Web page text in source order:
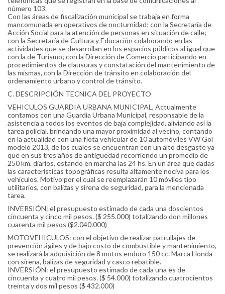
número 103.
Con las áreas de fiscalización municipal se trabaja en forma
mancomunada en operativos de nocturnidad; con la Secretaría de
Acción Social para la atención de personas en situación de calle;
con la Secretaría de Cultura y Educación colaborando en las
actividades que se desarrollan en los espacios públicos al igual que
con la de Turismo; con la Dirección de Comercio participando en
procedimientos de clausuras y constatación del mantenimiento de
las mismas, con la Dirección de tránsito en colaboración del
ordenamiento urbano y control de tránsito.
C. DESCRIPCIÓN TECNICA DEL PROYECTO
VEHICULOS GUARDIA URBANA MUNICIPAL, Actualmente
contamos con una Guardia Urbana Municipal, responsable de la
asistencia a todos los eventos de baja complejidad, aliviando así la
tarea policial, brindando una mayor proximidad al vecino, contando
en la actualidad con una flota vehicular de 10 automóviles VW Gol
modelo 2013, de los cuales se encuentran con un alto desgaste ya
que en sus tres años de antigüedad recorriendo un promedio de
250 km. diarios, estando en marcha las 24 hs. En un área que dadas
las características topográficas resulta altamente nociva para los
vehículos. Motivo por el cual se reemplazarán 10 móviles tipo
utilitarios, con balizas y sirena de seguridad, para la mencionada
tarea.
INVERSIÓN: el presupuesto estimado de cada una doscientos
cincuenta y cinco mil pesos. ($ 255.000) totalizando don millones
cuarenta mil pesos ($2.040.000)
MOTOVEHICULOS: con el objetivo de realizar patrullajes de
prevención ágiles y de bajo costo de combustible y mantenimiento,
se realizará la adquisición de 8 motos enduro 150 cc. Marca Honda
con sirena, balizas de seguridad y casco rebatible.
INVERSIÓN: el presupuesto estimado de cada una es de
cincuenta y cuatro mil pesos. ($ 54.000) totalizando cuatrocientos
treinta y dos mil pesos ($ 432.000)